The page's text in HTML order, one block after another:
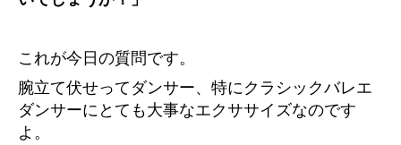
これが今日の質問です。
腕立て伏せってダンサー、特にクラシックバレエ
ダンサーにとても大事なエクササイズなのです
よ。